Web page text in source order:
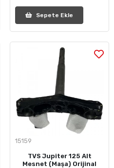
Sepete Ekle
15159
TVS Jupiter 125 Alt
Mesnet (Maşa) Orijinal